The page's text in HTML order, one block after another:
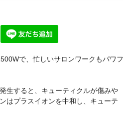
で、忙しいサロンワークもパワフ
生すると、キューティクルが傷みや
はプラスイオンを中和し、キューテ